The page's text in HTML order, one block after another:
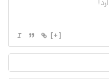
[+]
نام